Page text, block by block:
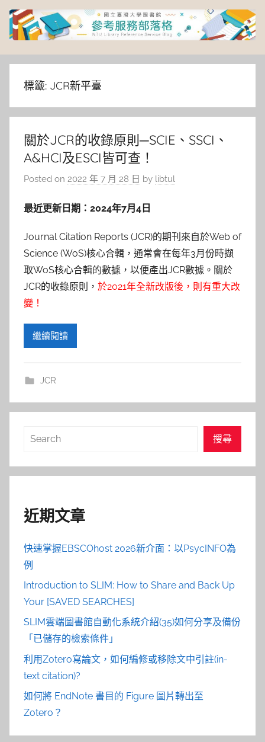
Skip
content
臺
灣
大
學
圖
書
館
參
考
服
務
部
落
格
標籤: JCR新平臺
關於JCR的收錄原則─SCIE、SSCI、
A&HCI及ESCI皆可查！
Posted on 2022 年 7 月 28 日 by libtul
最近更新日期：2024年7月4日
Journal Citation Reports (JCR)的期刊來自於Web of
Science (WoS)核心合輯，通常會在每年3月份時擷
取WoS核心合輯的數據，以便產出JCR數據。關於
JCR的收錄原則， 於2021年全新改版後，則有重大改
變！
繼續閱讀
JCR
搜
搜尋
近期文章
快速掌握EBSCOhost 2026新介面：以PsycINFO為
例
Introduction to SLIM: How to Share and Back Up
Your [SAVED SEARCHES]
SLIM雲端圖書館自動化系統介紹(35)如何分享及備份
「已儲存的檢索條件」
利用Zotero寫論文，如何編修或移除文中引註(in-
text citation)?
如何將 EndNote 書目的 Figure 圖片轉出至
Zotero？